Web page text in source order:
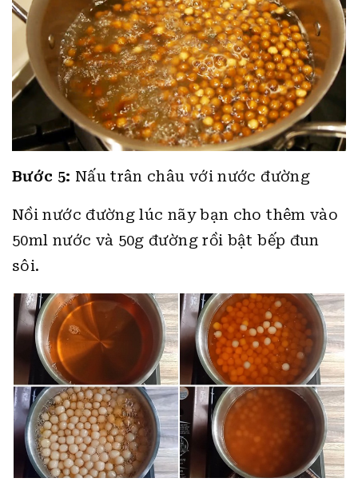
Bước 5: Nấu trân châu với nước đường
Nồi nước đường lúc nãy bạn cho thêm vào
50ml nước và 50g đường rồi bật bếp đun
sôi.